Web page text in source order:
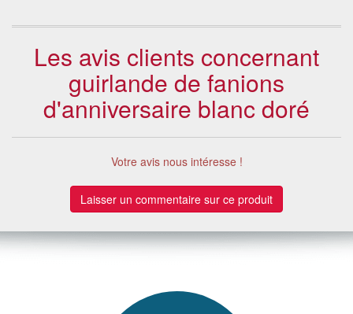
Les avis clients concernant
guirlande de fanions
d'anniversaire blanc doré
Votre avis nous intéresse !
Laisser un commentaire sur ce produit